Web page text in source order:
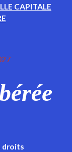
CAPITALE
droits